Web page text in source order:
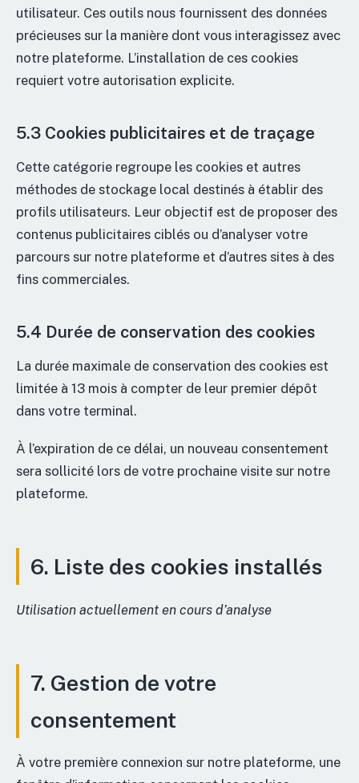
utilisateur. Ces outils nous fournissent des données
précieuses sur la manière dont vous interagissez avec
notre plateforme. L’installation de ces cookies
requiert votre autorisation explicite.
5.3 Cookies publicitaires et de traçage
Cette catégorie regroupe les cookies et autres
méthodes de stockage local destinés à établir des
profils utilisateurs. Leur objectif est de proposer des
contenus publicitaires ciblés ou d’analyser votre
parcours sur notre plateforme et d’autres sites à des
fins commerciales.
5.4 Durée de conservation des cookies
La durée maximale de conservation des cookies est
limitée à 13 mois à compter de leur premier dépôt
dans votre terminal.
À l’expiration de ce délai, un nouveau consentement
sera sollicité lors de votre prochaine visite sur notre
plateforme.
6. Liste des cookies installés
Utilisation actuellement en cours d’analyse
7. Gestion de votre
consentement
À votre première connexion sur notre plateforme, une